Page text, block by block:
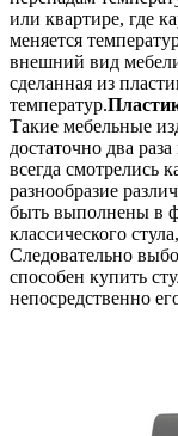
или квартире, где
меняется
внешний вид
сделанная из
температур.
Такие мебельные
достаточно два
всегда смотрелись
разнообразие
быть выполнены в
классического
Следовательно
способен купить
непосредственно